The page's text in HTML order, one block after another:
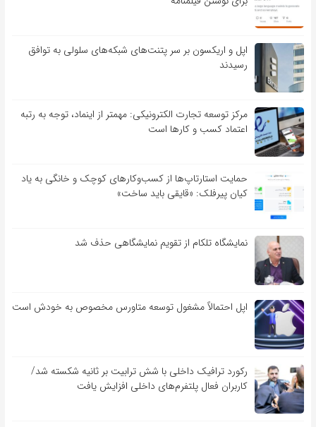
اپل و اریکسون بر سر پتنت‌های شبکه‌های سلولی به توافق
رسیدند
مرکز توسعه تجارت الکترونیکی: مهمتر از اینماد، توجه به رتبه
اعتماد کسب و کارها است
حمایت استارتاپ‌ها از کسب‌وکارهای کوچک و خانگی به یاد
کیان پیرفلک: «قایقی باید ساخت»
نمایشگاه تلکام از تقویم نمایشگاهی حذف شد
اپل احتمالاً مشغول توسعه متاورس مخصوص به خودش است
رکورد ترافیک داخلی با شش ترابیت بر ثانیه شکسته شد/
کاربران فعال پلتفرم‌های داخلی افزایش یافت